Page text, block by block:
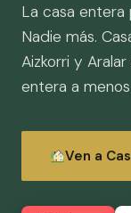
La casa entera
Nadie más.
Aizkorri y
entera a
Ven a